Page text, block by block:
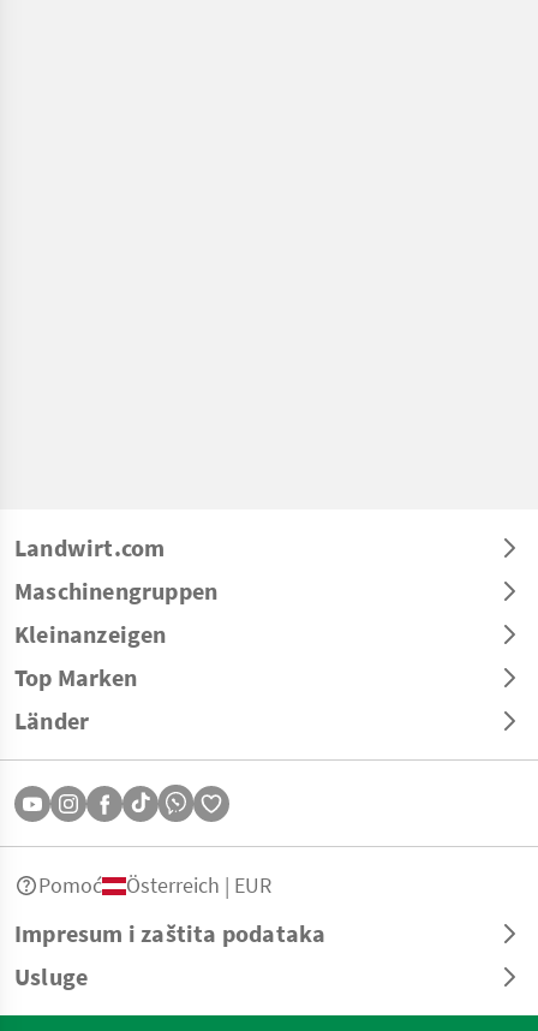
Landwirt.com
Maschinengruppen
Kleinanzeigen
Top Marken
Länder
Impresum i zaštita podataka
Usluge
Pomoć Österreich | EUR